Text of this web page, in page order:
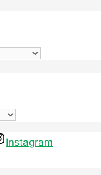
Instagram